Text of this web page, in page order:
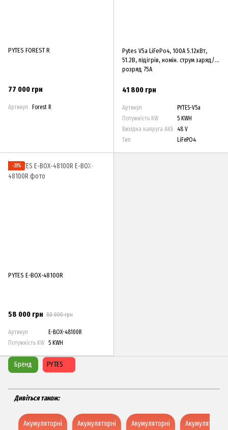
PYTES FOREST R
77 000 грн
Артикул Forest R
Pytes V5a LiFePo4, 100А 5.12кВт,
51.2В, підігрів, номін. струм заряд/
розряд 75А
41 800 грн
Артикул
PYTES-V5a
Потужність KW
5 KWH
Вихідна напруга АКБ 48 V
Тип
LiFePO4
−28%
PYTES E-BOX-48100R
58 000 грн 80 000 грн
Артикул
E-BOX-48100R
Потужність KW 5 KWH
Дивіться також:
Акумуляторні
Акумуляторні
Акумуляторні
Акумуляторні
Бренд PYTES